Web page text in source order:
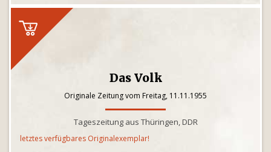
Das Volk
Originale Zeitung vom Freitag, 11.11.1955
Tageszeitung aus Thüringen, DDR
letztes verfügbares Originalexemplar!